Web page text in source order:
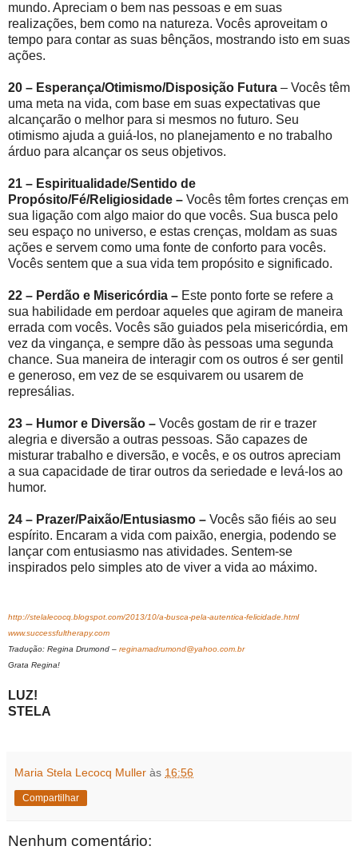
mundo. Apreciam o bem nas pessoas e em suas
realizações, bem como na natureza. Vocês aproveitam o
tempo para contar as suas bênçãos, mostrando isto em suas
ações.
20 – Esperança/Otimismo/Disposição Futura – Vocês têm
uma meta na vida, com base em suas expectativas que
alcançarão o melhor para si mesmos no futuro. Seu
otimismo ajuda a guiá-los, no planejamento e no trabalho
árduo para alcançar os seus objetivos.
21 – Espiritualidade/Sentido de
Propósito/Fé/Religiosidade – Vocês têm fortes crenças em
sua ligação com algo maior do que vocês. Sua busca pelo
seu espaço no universo, e estas crenças, moldam as suas
ações e servem como uma fonte de conforto para vocês.
Vocês sentem que a sua vida tem propósito e significado.
22 – Perdão e Misericórdia – Este ponto forte se refere a
sua habilidade em perdoar aqueles que agiram de maneira
errada com vocês. Vocês são guiados pela misericórdia, em
vez da vingança, e sempre dão às pessoas uma segunda
chance. Sua maneira de interagir com os outros é ser gentil
e generoso, em vez de se esquivarem ou usarem de
represálias.
23 – Humor e Diversão – Vocês gostam de rir e trazer
alegria e diversão a outras pessoas. São capazes de
misturar trabalho e diversão, e vocês, e os outros apreciam
a sua capacidade de tirar outros da seriedade e levá-los ao
humor.
24 – Prazer/Paixão/Entusiasmo – Vocês são fiéis ao seu
espírito. Encaram a vida com paixão, energia, podendo se
lançar com entusiasmo nas atividades. Sentem-se
inspirados pelo simples ato de viver a vida ao máximo.
http://stelalecocq.blogspot.com/2013/10/a-busca-pela-autentica-felicidade.html
www.successfultherapy.com
Tradução: Regina Drumond – reginamadrumond@yahoo.com.br
Grata Regina!
LUZ!
STELA
Maria Stela Lecocq Muller às 16:56
Compartilhar
Nenhum comentário: